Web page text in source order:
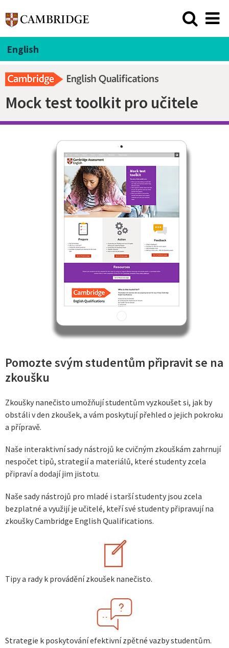
English
Mock test toolkit pro učitele
Pomozte svým studentům připravit se na
zkoušku
Zkoušky nanečisto umožňují studentům vyzkoušet si, jak by
obstáli v den zkoušek, a vám poskytují přehled o jejich pokroku
a přípravě.
Naše interaktivní sady nástrojů ke cvičným zkouškám zahrnují
nespočet tipů, strategií a materiálů, které studenty zcela
připraví a dodají jim jistotu.
Naše sady nástrojů pro mladé i starší studenty jsou zcela
bezplatné a využijí je učitelé, kteří své studenty připravují na
zkoušky Cambridge English Qualifications.
Tipy a rady k provádění zkoušek nanečisto.
Strategie k poskytování efektivní zpětné vazby studentům.